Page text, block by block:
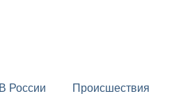
В России Происшествия